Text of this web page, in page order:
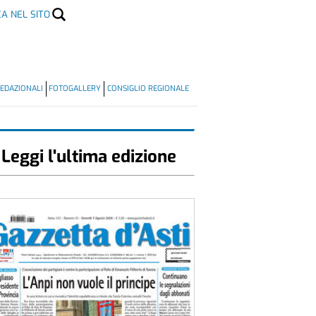
NEL SITO
FOTOGALLERY CONSIGLIO REGIONALE
Leggi l'ultima edizione